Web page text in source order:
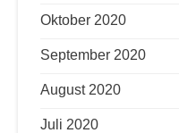
Oktober 2020
September 2020
August 2020
Juli 2020